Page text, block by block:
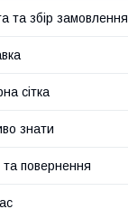
та збір замовлення
сітка
знати
та повернення